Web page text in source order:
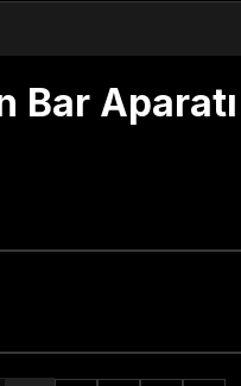
Bar Aparatı